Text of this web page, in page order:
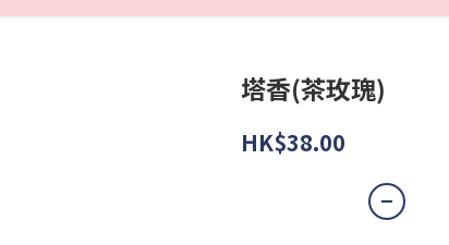
塔香(茶玫瑰)
HK$38.00